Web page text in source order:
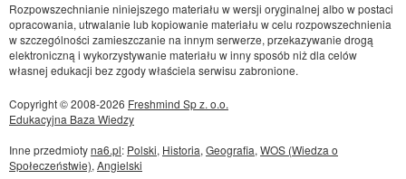
Rozpowszechnianie niniejszego materiału w wersji oryginalnej albo w postaci
opracowania, utrwalanie lub kopiowanie materiału w celu rozpowszechnienia
w szczególności zamieszczanie na innym serwerze, przekazywanie drogą
elektroniczną i wykorzystywanie materiału w inny sposób niż dla celów
własnej edukacji bez zgody właściela serwisu zabronione.
Copyright © 2008-2026 Freshmind Sp z. o.o.
Edukacyjna Baza Wiedzy
Inne przedmiotyna6.pl: Polski, Historia, Geografia, WOS (Wiedza o
Społeczeństwie), Angielski